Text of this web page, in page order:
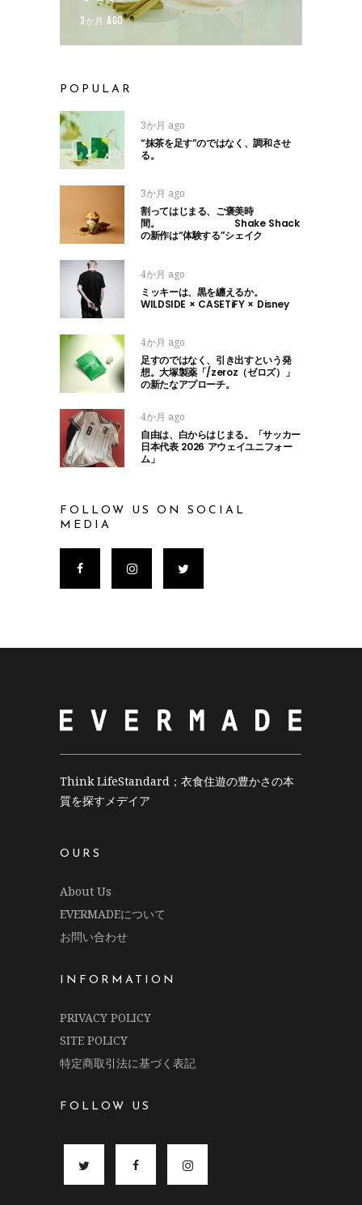
3か月 AGO
POPULAR
3か月 ago
“抹茶を足す”のではなく、調和させ
る。
3か月 ago
割ってはじまる、ご褒美時
間。 Shake Shack
の新作は“体験する”シェイク
4か月 ago
ミッキーは、黒を纏えるか。
WILDSIDE × CASETiFY × Disney
4か月 ago
足すのではなく、引き出すという発
想。大塚製薬「/zeroz（ゼロズ）」
の新たなアプローチ。
4か月 ago
自由は、白からはじまる。「サッカー
日本代表 2026 アウェイユニフォー
ム」
FOLLOW US ON SOCIAL
MEDIA
Think LifeStandard；衣食住遊の豊かさの本
質を探すメデイア
OURS
About Us
EVERMADEについて
お問い合わせ
INFORMATION
PRIVACY POLICY
SITE POLICY
特定商取引法に基づく表記
FOLLOW US